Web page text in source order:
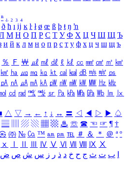
ⁿ ₁ ₂ ₃ ₄
ð ħ ı ĳ ĸ ŀ ł ø œ ß þ ŧ ŋ ŉ
М Н О П Р С Т У Ф Х Ц Ч Ш Щ Ъ
и й к л м н о п р с т у ф х ц ч ш щ ъ
％ Ｆ ￦ ㎕ ㎖ ㎗ ℓ ㎘ ㏄ ㎣ ㎤ ㎥ ㎦
㎢ ㏊ ㎍ ㎎ ㎏ ㏏ ㎈ ㎉ ㏈ ㎧ ㎨ ㎰
㎀ ㎁ ㎂ ㎃ ㎄ ㎺ ㎻ ㎽ ㎾ ㎿ ㎐ ㎑
㏅ ㎭ ㎮ ㎯ ㏛ ㎩ ㎪ ㎫ ㎬ ㏝ ㏐
㏓
△ ▽ → ← ↑ ↓ ↔ 〓 ◁ ◀ ▷ ▶ ♤
▤ ▨ ▧ ▦ ▩ ♨ ☏ ☎ ☜ ☞ ¶ †
㈜ № ㏇ ™ ㏂ ㏘ ℡ ＃ ＆ ＊ ＠ ª º
ⅹ Ⅳ Ⅴ Ⅵ Ⅶ Ⅷ Ⅸ Ⅹ
ب ت ث ج ح خ د ذ ر ز س ش ص ض